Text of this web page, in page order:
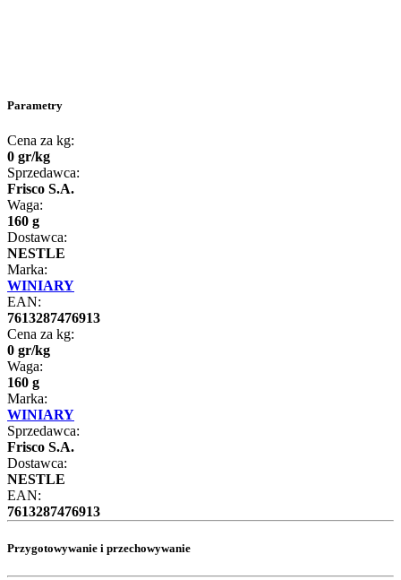
Parametry
Cena za kg:
0 gr/kg
Sprzedawca:
Frisco S.A.
Waga:
160 g
Dostawca:
NESTLE
Marka:
WINIARY
EAN:
7613287476913
Cena za kg:
0 gr/kg
Waga:
160 g
Marka:
WINIARY
Sprzedawca:
Frisco S.A.
Dostawca:
NESTLE
EAN:
7613287476913
Przygotowywanie i przechowywanie